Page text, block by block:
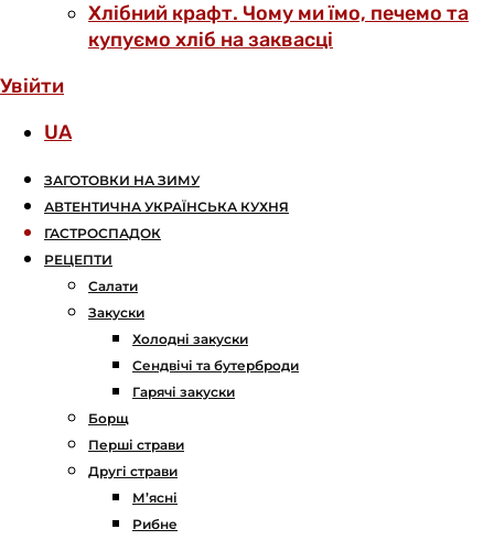
Хлібний крафт. Чому ми їмо, печемо та
купуємо хліб на заквасці
Увійти
UA
ЗАГОТОВКИ НА ЗИМУ
АВТЕНТИЧНА УКРАЇНСЬКА КУХНЯ
ГАСТРОСПАДОК
РЕЦЕПТИ
Салати
Закуски
Холодні закуски
Сендвічі та бутерброди
Гарячі закуски
Борщ
Перші страви
Другі страви
М’ясні
Рибне